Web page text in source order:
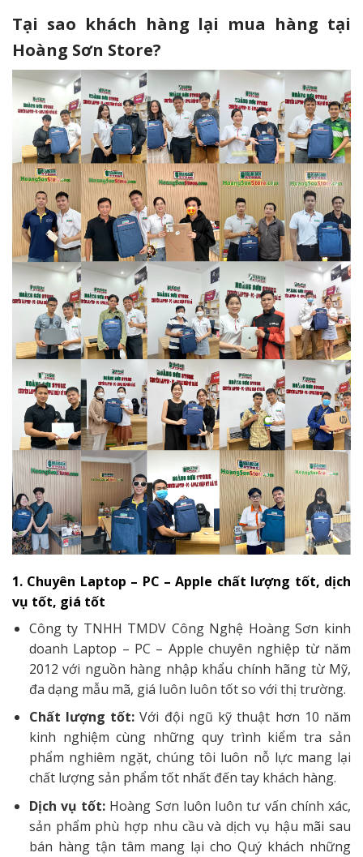
Tại sao khách hàng lại mua hàng tại
Hoàng Sơn Store?
1. Chuyên Laptop – PC – Apple chất lượng tốt, dịch
vụ tốt, giá tốt
Công ty TNHH TMDV Công Nghệ Hoàng Sơn kinh
doanh Laptop – PC – Apple chuyên nghiệp từ năm
2012 với nguồn hàng nhập khẩu chính hãng từ Mỹ,
đa dạng mẫu mã, giá luôn luôn tốt so với thị trường.
Chất lượng tốt: Với đội ngũ kỹ thuật hơn 10 năm
kinh nghiệm cùng những quy trình kiểm tra sản
phẩm nghiêm ngặt, chúng tôi luôn nỗ lực mang lại
chất lượng sản phẩm tốt nhất đến tay khách hàng.
Dịch vụ tốt: Hoàng Sơn luôn luôn tư vấn chính xác,
sản phẩm phù hợp nhu cầu và dịch vụ hậu mãi sau
bán hàng tận tâm mang lại cho Quý khách những